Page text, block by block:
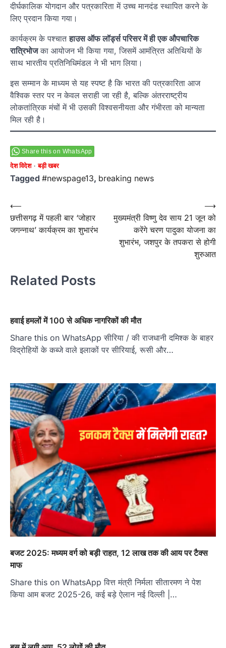
दीर्घकालिक योगदान और पत्रकारिता में उच्च मानदंड स्थापित करने के
लिए प्रदान किया गया।
कार्यक्रम के पश्चातहाउस ऑफ लॉर्ड्स परिसर में ही एक औपचारिक
रात्रिभोजका आयोजन भी किया गया, जिसमें आमंत्रित अतिथियों के
साथ भारतीय प्रतिनिधिमंडल ने भी भाग लिया।
इस सम्मान के माध्यम से यह स्पष्ट है कि भारत की पत्रकारिता आज
वैश्विक स्तर पर न केवल सराही जा रही है, बल्कि अंतरराष्ट्रीय
लोकतांत्रिक मंचों में भी उसकी विश्वसनीयता और गंभीरता को मान्यता
मिल रही है।
Share this on WhatsApp
देश विदेश बड़ी खबर
Tagged #newspage13, breaking news
Post
navigation
⟵
छत्तीसगढ़ में पहली बार ‘जोहार
जगन्नाथ’ कार्यक्रम का शुभारंभ
मुख्यमंत्री विष्णु देव साय 21 जून को
करेंगे चरण पादुका योजना का
शुभारंभ, जशपुर के तपकरा से होगी
शुरुआत
⟶
Related Posts
हवाई हमलों में 100 से अधिक नागरिकों की मौत
Share this on WhatsApp सीरिया / की राजधानी दमिश्क के बाहर
विद्रोहियों के कब्जे वाले इलाकों पर सीरियाई, रूसी और…
बजट 2025: मध्यम वर्ग को बड़ी राहत, 12 लाख तक की आय पर टैक्स
माफ
Share this on WhatsApp वित्त मंत्री निर्मला सीतारमण ने पेश
किया आम बजट 2025-26, कई बड़े ऐलान नई दिल्ली |…